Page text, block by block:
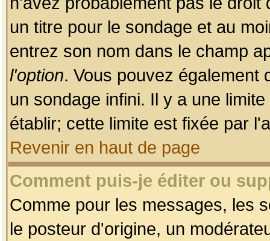
un titre pour le sondage et au
entrez son nom dans le champ
l'option. Vous pouvez également
un sondage infini. Il y a une
établir; cette limite est fixée par
Revenir en haut de page
Comment puis-je éditer ou
Comme pour les messages, les
le posteur d'origine, un